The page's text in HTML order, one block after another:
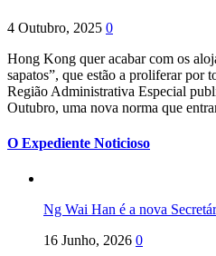
4 Outubro, 2025 0
Hong Kong quer acabar com os
sapatos”, que estão a proliferar por
Região Administrativa Especial
Outubro, uma nova norma que
O Expediente Noticioso
Ng Wai Han é a nova
16 Junho, 2026 0